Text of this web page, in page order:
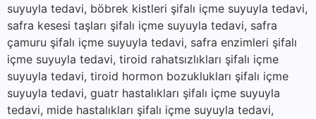
suyuyla tedavi, böbrek kistleri şifalı içme suyuyla tedavi,
safra kesesi taşları şifalı içme suyuyla tedavi, safra
çamuru şifalı içme suyuyla tedavi, safra enzimleri şifalı
içme suyuyla tedavi, tiroid rahatsızlıkları şifalı içme
suyuyla tedavi, tiroid hormon bozuklukları şifalı içme
suyuyla tedavi, guatr hastalıkları şifalı içme suyuyla
tedavi, mide hastalıkları şifalı içme suyuyla tedavi,